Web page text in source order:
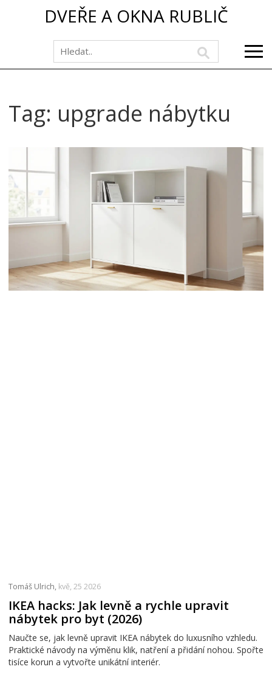
DVEŘE A OKNA RUBLIČ
Tag: upgrade nábytku
Tomáš Ulrich, kvě, 25 2026
IKEA hacks: Jak levně a rychle upravit
nábytek pro byt (2026)
Naučte se, jak levně upravit IKEA nábytek do luxusního vzhledu.
Praktické návody na výměnu klik, natření a přidání nohou. Spořte
tisíce korun a vytvořte unikátní interiér.